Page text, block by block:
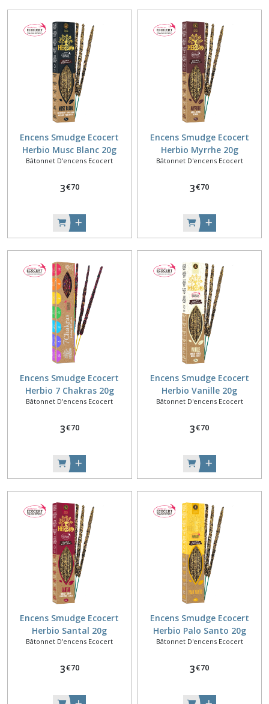
Encens Smudge Ecocert
Herbio Musc Blanc 20g
Bâtonnet D'encens Ecocert
3€70
Encens Smudge Ecocert
Herbio Myrrhe 20g
Bâtonnet D'encens Ecocert
3€70
Encens Smudge Ecocert
Herbio 7 Chakras 20g
Bâtonnet D'encens Ecocert
3€70
Encens Smudge Ecocert
Herbio Vanille 20g
Bâtonnet D'encens Ecocert
3€70
Encens Smudge Ecocert
Herbio Santal 20g
Bâtonnet D'encens Ecocert
3€70
Encens Smudge Ecocert
Herbio Palo Santo 20g
Bâtonnet D'encens Ecocert
3€70